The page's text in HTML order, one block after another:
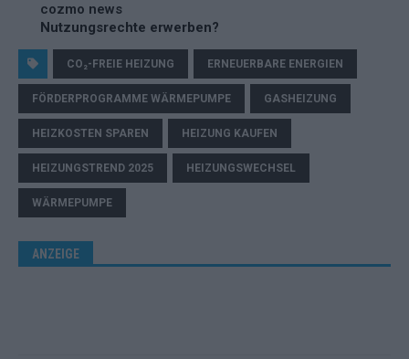
cozmo news
Nutzungsrechte erwerben?
CO₂-FREIE HEIZUNG ERNEUERBARE ENERGIEN
FÖRDERPROGRAMME WÄRMEPUMPE GASHEIZUNG
HEIZKOSTEN SPAREN HEIZUNG KAUFEN
HEIZUNGSTREND 2025 HEIZUNGSWECHSEL
WÄRMEPUMPE
ANZEIGE